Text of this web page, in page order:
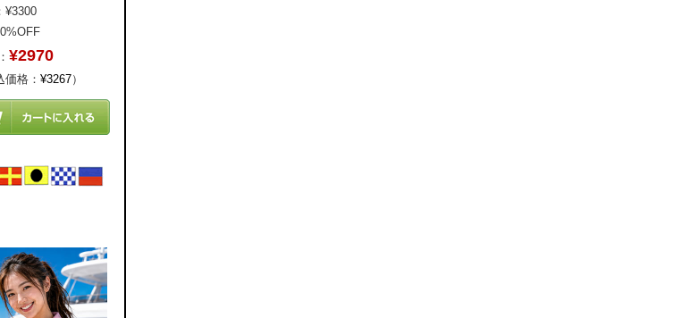
¥3300
¥2970
価格： ¥3267）